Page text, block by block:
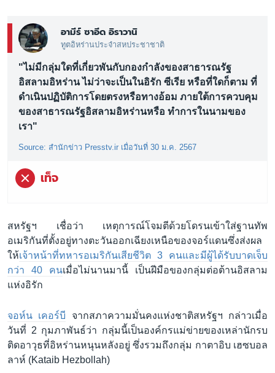
อามีร์ ซาอีด อิราวานิ
ทูตอิหร่านประจำสหประชาชาติ
"ไม่มีกลุ่มใดที่เกี่ยวพันกับกองกำลังของสาธารณรัฐ
อิสลามอิหร่าน ไม่ว่าจะเป็นในอิรัก ซีเรีย หรือที่ใดก็ตาม ที่
ดำเนินปฏิบัติการโดยตรงหรือทางอ้อม ภายใต้การควบคุม
ของสาธารณรัฐอิสลามอิหร่านหรือ ทำการในนามของ
เรา"
Source: สำนักข่าว Presstv.ir เมื่อวันที่ 30 ม.ค. 2567
เท็จ
สหรัฐฯ เชื่อว่า เหตุการณ์โจมตีด้วยโดรนเข้าใส่ฐานทัพ
อเมริกันที่ตั้งอยู่ทางตะวันออกเฉียงเหนือของจอร์แดนซึ่งส่งผล
ให้เจ้าหน้าที่ทหารอเมริกันเสียชีวิต 3 คนและมีผู้ได้รับบาดเจ็บ
กว่า 40 คนเมื่อไม่นานมานี้ เป็นฝีมือของกลุ่มต่อต้านอิสลาม
แห่งอิรัก
จอห์น เคอร์บี จากสภาความมั่นคงแห่งชาติสหรัฐฯ กล่าวเมื่อ
วันที่ 2 กุมภาพันธ์ว่า กลุ่มนี้เป็นองค์กรแม่ข่ายของเหล่านักรบ
ติดอาวุธที่อิหร่านหนุนหลังอยู่ ซึ่งรวมถึงกลุ่ม กาตาอิบ เฮซบอล
ลาห์ (Kataib Hezbollah)